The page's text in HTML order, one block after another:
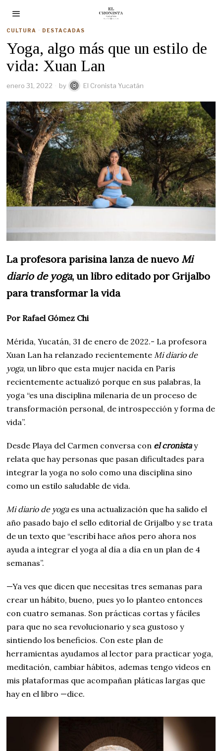
CULTURA · DESTACADAS
Yoga, algo más que un estilo de
vida: Xuan Lan
enero 31, 2022 by El Cronista Yucatán
La profesora parisina lanza de nuevoMi
diario de yoga, un libro editado por Grijalbo
para transformar la vida
Por Rafael Gómez Chi
Mérida, Yucatán, 31 de enero de 2022.- La profesora
Xuan Lan ha relanzado recientementeMi diario de
yoga, un libro que esta mujer nacida en París
recientemente actualizó porque en sus palabras, la
yoga “es una disciplina milenaria de un proceso de
transformación personal, de introspección y forma de
vida”.
Desde Playa del Carmen conversa con el cronistay
relata que hay personas que pasan dificultades para
integrar la yoga no solo como una disciplina sino
como un estilo saludable de vida.
Mi diario de yogaes una actualización que ha salido el
año pasado bajo el sello editorial de Grijalbo y se trata
de un texto que “escribí hace años pero ahora nos
ayuda a integrar el yoga al día a día en un plan de 4
semanas”.
—Ya ves que dicen que necesitas tres semanas para
crear un hábito, bueno, pues yo lo planteo entonces
con cuatro semanas. Son prácticas cortas y fáciles
para que no sea revolucionario y sea gustoso y
sintiendo los beneficios. Con este plan de
herramientas ayudamos al lector para practicar yoga,
meditación, cambiar hábitos, ademas tengo videos en
mis plataformas que acompañan pláticas largas que
hay en el libro —dice.